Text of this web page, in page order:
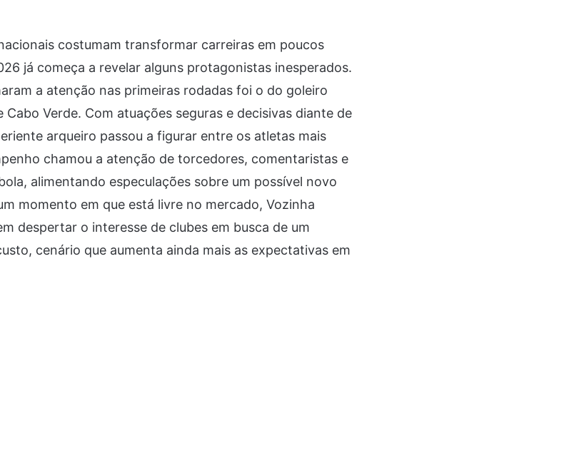
costumam transformar carreiras em poucos
já começa a revelar alguns protagonistas inesperados.
a atenção nas primeiras rodadas foi o do goleiro
Verde. Com atuações seguras e decisivas diante de
arqueiro passou a figurar entre os atletas mais
chamou a atenção de torcedores, comentaristas e
alimentando especulações sobre um possível novo
momento em que está livre no mercado, Vozinha
despertar o interesse de clubes em busca de um
cenário que aumenta ainda mais as expectativas em